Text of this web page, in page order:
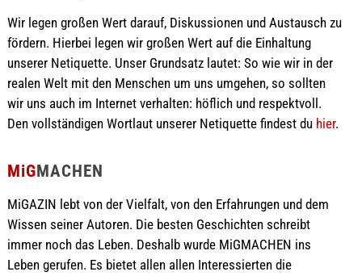
Wir legen großen Wert darauf, Diskussionen und Austausch zu
fördern. Hierbei legen wir großen Wert auf die Einhaltung
unserer Netiquette. Unser Grundsatz lautet: So wie wir in der
realen Welt mit den Menschen um uns umgehen, so sollten
wir uns auch im Internet verhalten: höflich und respektvoll.
Den vollständigen Wortlaut unserer Netiquette findest du hier.
MiGMACHEN
MiGAZIN lebt von der Vielfalt, von den Erfahrungen und dem
Wissen seiner Autoren. Die besten Geschichten schreibt
immer noch das Leben. Deshalb wurde MiGMACHEN ins
Leben gerufen. Es bietet allen allen Interessierten die